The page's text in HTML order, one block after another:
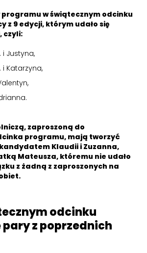
programu w świątecznym odcinku
z 9 edycji, którym udało się
czyli:
i Justyna,
i Katarzyna,
zaproszoną do
programu, mają tworzyć
Klaudii i Zuzanna,
Mateusza, któremu nie udało
z żadną z zaproszonych na
odcinku
z poprzednich